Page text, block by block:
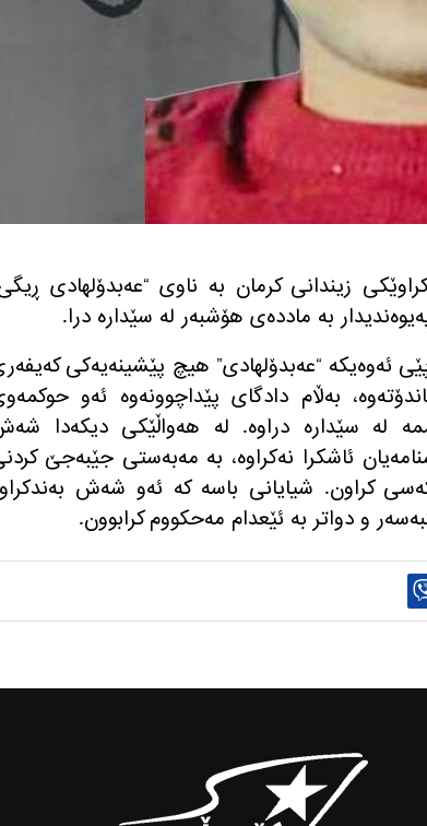
به‌ندكراوێكی زیندانی كرمان به‌ ناوی “عه‌بدۆلهادی
ئه‌وه‌یكه‌ “عه‌بدۆلهادی” هیچ پێشینه‌یه‌كی
به‌ڵام دادگای پێداچوونه‌وه‌ ئه‌و
له‌ سێداره‌ دراوه‌. له‌ هه‌واڵێكی دیكه‌دا
ئاشكرا نه‌كراوه‌، به‌ مه‌به‌ستی جێبه‌جێ
كراون. شیایانی باسه‌ كه‌ ئه‌و شه‌ش
و دواتر به‌ ئێعدام مه‌حكووم كرابوون.